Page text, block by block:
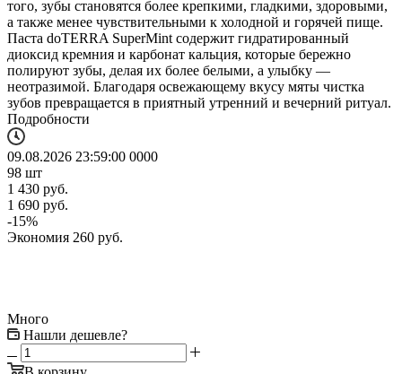
того, зубы становятся более крепкими, гладкими, здоровыми,
а также менее чувствительными к холодной и горячей пище.
Паста doTERRA SuperMint содержит гидратированный
диоксид кремния и карбонат кальция, которые бережно
полируют зубы, делая их более белыми, а улыбку —
неотразимой. Благодаря освежающему вкусу мяты чистка
зубов превращается в приятный утренний и вечерний ритуал.
Подробности
09.08.2026 23:59:00 0000
98 шт
1 430 руб.
1 690 руб.
-15%
Экономия 260 руб.
Много
Нашли дешевле?